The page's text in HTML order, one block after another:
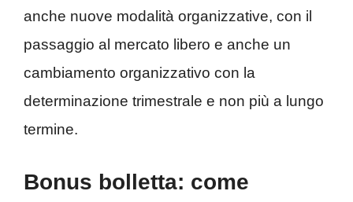
anche nuove modalità organizzative, con il
passaggio al mercato libero e anche un
cambiamento organizzativo con la
determinazione trimestrale e non più a lungo
termine.
Bonus bolletta: come